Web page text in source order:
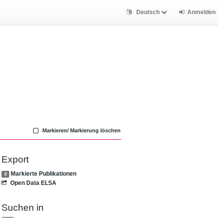
Deutsch Anmelden
Markieren/ Markierung löschen
Export
0
Markierte Publikationen
Open Data ELSA
Suchen in